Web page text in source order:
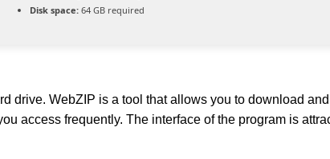
Disk space: 64 GB required
drive. WebZIP is a tool that allows you to download
access frequently. The interface of the program is